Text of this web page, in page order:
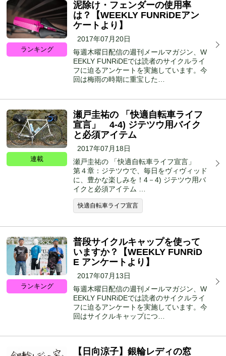
ランキング
泥除け・フェンダーの使用率
は？【WEEKLY FUNRiDEアン
ケートより】
2017年07月20日
毎週木曜日配信の週刊メールマガジン、W
EEKLY FUNRiDEでは読者のサイクルライ
フに迫るアンケートを実施しています。今
回は梅雨の時期に重宝した…
連載
瀬戸圭祐の 「快適自転車ライフ
宣言」 4-4) ジテツウ用バイク
と必須アイテム
2017年07月18日
瀬戸圭祐の 「快適自転車ライフ宣言」
第４章：ジテツウで、毎日をヴィヴィッド
に、豊かな楽しみを！4－4) ジテツウ用バ
イクと必須アイテム …
快適自転車ライフ宣言
ランキング
普段サイクルキャップを使って
いますか？【WEEKLY FUNRiD
E アンケートより】
2017年07月13日
毎週木曜日配信の週刊メールマガジン、W
EEKLY FUNRiDEでは読者のサイクルライ
フに迫るアンケートを実施しています。今
回はサイクルキャップにつ…
【日向涼子】銀輪レディの窓